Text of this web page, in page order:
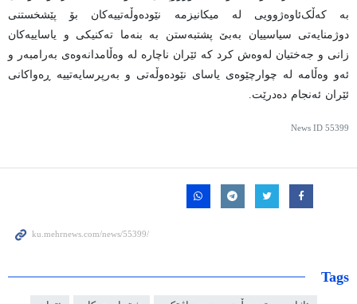
بە کەڵک‌ئاوەژوویی لە میکانیزمە نێودەوڵەتییەکان بۆ پێشخستنی
دوژمنایەتی سیاسییان بەبێ پشتبەستن بە بنەما تەکنیکی و یاساییەکان
زانی و جەختیان لەوەش کرد کە ئێران ناچارە لە وەڵامدانەوەی بەرامبەر و
ئەو وەڵامە لە چوارچێوەی یاسای نێودەوڵەتی و بەرپرسایەتییە ڕەواکانی
ئێران ئەنجام دەدرێت.
News ID 55399
Tags